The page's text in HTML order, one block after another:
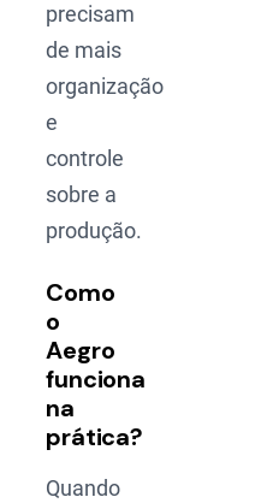
precisam
de mais
organização
e
controle
sobre a
produção.
Como
o
Aegro
funciona
na
prática?
Quando